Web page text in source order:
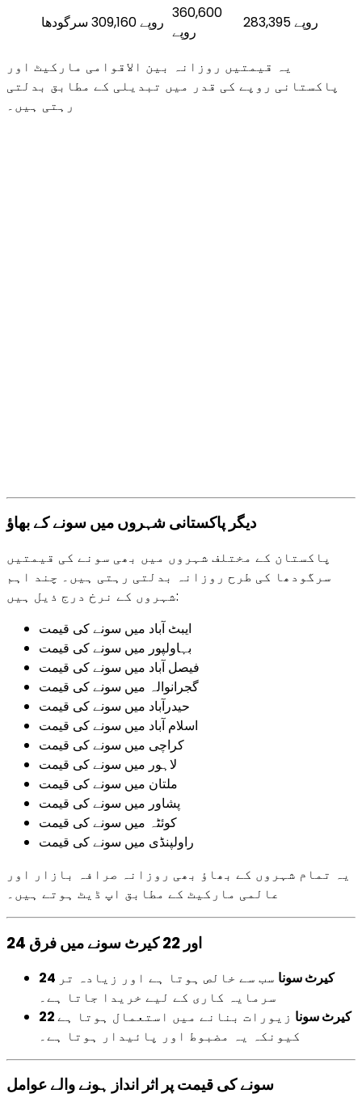
سرگودھا
309,160 روپے
360,600
روپے
283,395 روپے
یہ قیمتیں روزانہ بین الاقوامی مارکیٹ اور
پاکستانی روپے کی قدر میں تبدیلی کے مطابق بدلتی
رہتی ہیں۔
دیگر پاکستانی شہروں میں سونے کے بھاؤ
پاکستان کے مختلف شہروں میں بھی سونے کی قیمتیں
سرگودھا کی طرح روزانہ بدلتی رہتی ہیں۔ چند اہم
شہروں کے نرخ درج ذیل ہیں:
ایبٹ آباد میں سونے کی قیمت
بہاولپور میں سونے کی قیمت
فیصل آباد میں سونے کی قیمت
گجرانوالہ میں سونے کی قیمت
حیدرآباد میں سونے کی قیمت
اسلام آباد میں سونے کی قیمت
کراچی میں سونے کی قیمت
لاہور میں سونے کی قیمت
ملتان میں سونے کی قیمت
پشاور میں سونے کی قیمت
کوئٹہ میں سونے کی قیمت
راولپنڈی میں سونے کی قیمت
یہ تمام شہروں کے بھاؤ بھی روزانہ صرافہ بازار اور
عالمی مارکیٹ کے مطابق اپ ڈیٹ ہوتے ہیں۔
24 اور 22 کیرٹ سونے میں فرق
24 کیرٹ سونا سب سے خالص ہوتا ہے اور زیادہ تر
سرمایہ کاری کے لیے خریدا جاتا ہے۔
22 کیرٹ سونا زیورات بنانے میں استعمال ہوتا ہے
کیونکہ یہ مضبوط اور پائیدار ہوتا ہے۔
سونے کی قیمت پر اثر انداز ہونے والے عوامل